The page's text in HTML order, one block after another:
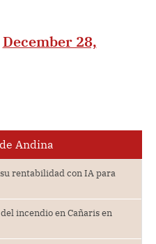
December 28,
Andina
rentabilidad con IA para
incendio en Cañaris en